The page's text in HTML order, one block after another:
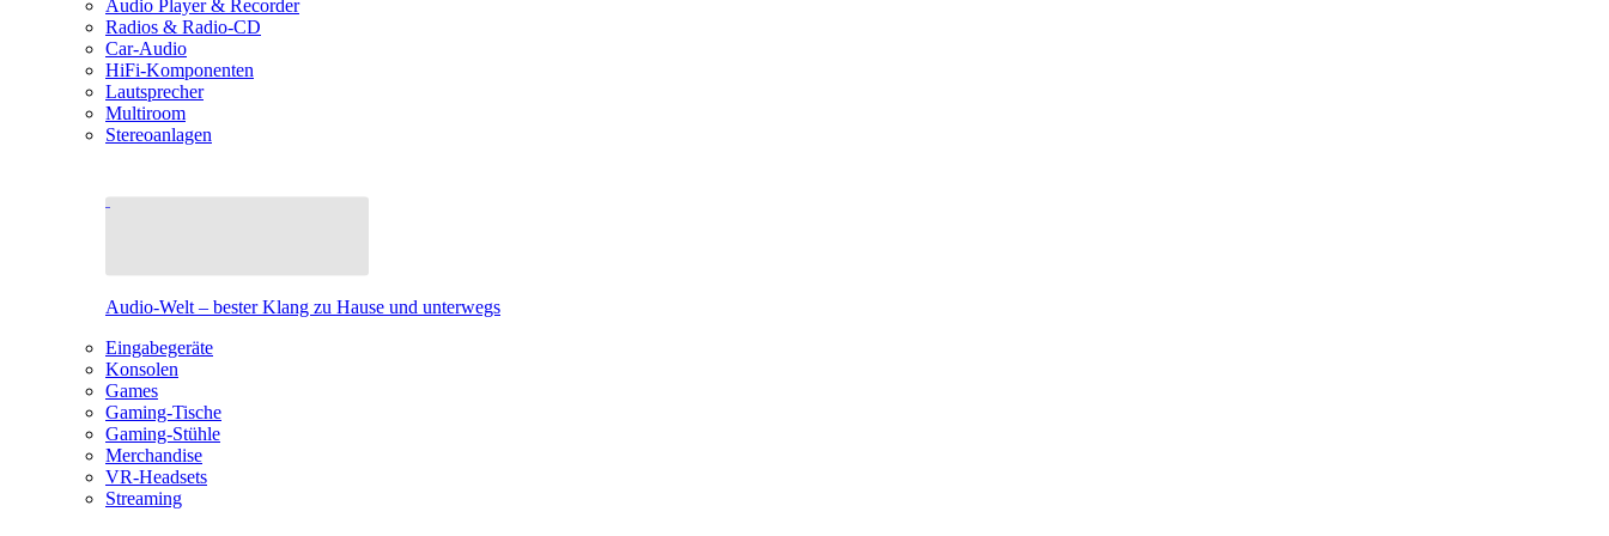
Audio Player & Recorder
Radios & Radio-CD
Car-Audio
HiFi-Komponenten
Lautsprecher
Multiroom
Stereoanlagen
Audio-Welt – bester Klang zu Hause und unterwegs
Eingabegeräte
Konsolen
Games
Gaming-Tische
Gaming-Stühle
Merchandise
VR-Headsets
Streaming